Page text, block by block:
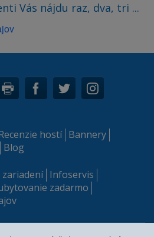
Vás nájdu raz, dva, tri ...
hostí Bannery
Blog
Infoservis
zadarmo